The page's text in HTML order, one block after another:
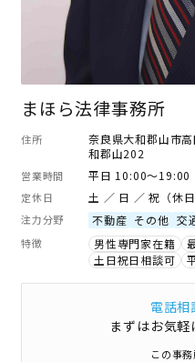
まほら法律事務所
住所
奈良県大和郡山市
和郡山202
営業時間 平日 10:00～19:00
定休日 土 ／ 日 ／ 祝（休
注力分野 不動産 その他 交
特徴 男性専門家在籍
土日祝日相談可
電話相
まずはお気
この事